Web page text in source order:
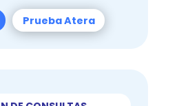
Prueba Atera